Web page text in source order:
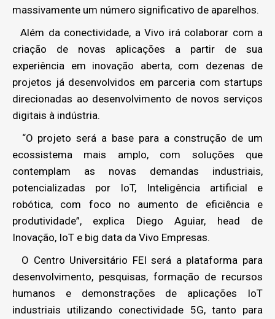
massivamente um número significativo de aparelhos.
Além da conectividade, a Vivo irá colaborar com a
criação de novas aplicações a partir de sua
experiência em inovação aberta, com dezenas de
projetos já desenvolvidos em parceria com startups
direcionadas ao desenvolvimento de novos serviços
digitais à indústria.
“O projeto será a base para a construção de um
ecossistema mais amplo, com soluções que
contemplam as novas demandas industriais,
potencializadas por IoT, Inteligência artificial e
robótica, com foco no aumento de eficiência e
produtividade”, explica Diego Aguiar, head de
Inovação, IoT e big data da Vivo Empresas.
O Centro Universitário FEI será a plataforma para
desenvolvimento, pesquisas, formação de recursos
humanos e demonstrações de aplicações IoT
industriais utilizando conectividade 5G, tanto para